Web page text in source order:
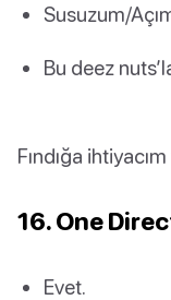
Susuzum/
Bu deez
Fındığa
16. One
Evet.